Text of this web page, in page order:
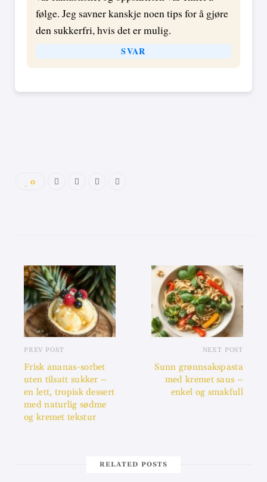
følge. Jeg savner kanskje noen tips for å gjøre
den sukkerfri, hvis det er mulig.
SVAR
0
PREV POST
Frisk ananas-sorbet
uten tilsatt sukker –
en lett, tropisk dessert
med naturlig sødme
og kremet tekstur
NEXT POST
Sunn grønnsakspasta
med kremet saus –
enkel og smakfull
RELATED POSTS